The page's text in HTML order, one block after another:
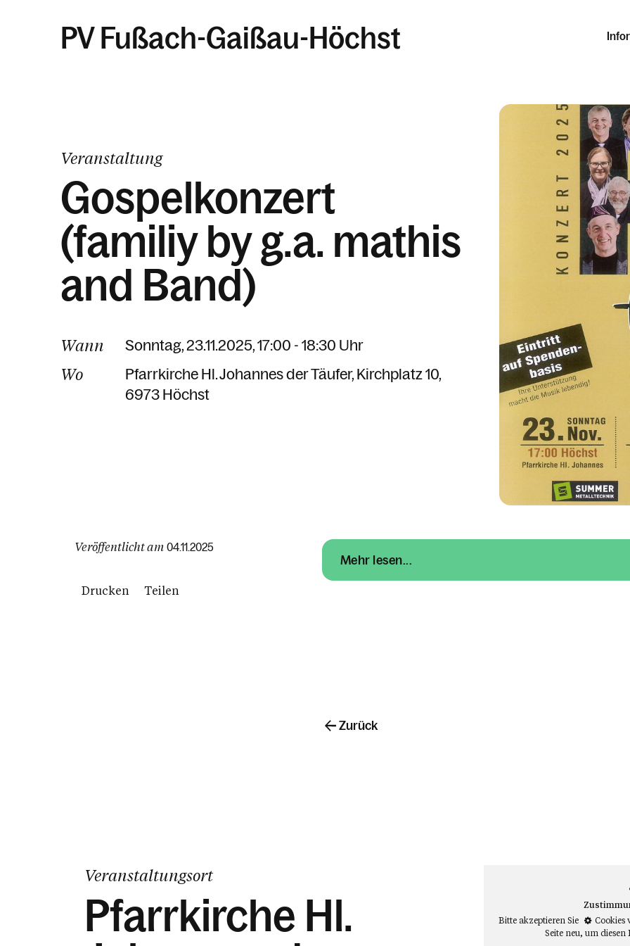
PV Fußach-Gaißau-Höchst
Veranstaltung
Gospelkonzert
(familiy by g.a. mathis
and Band)
Wann Sonntag, 23.11.2025, 17:00 - 18:30 Uhr
Wo Pfarrkirche Hl. Johannes der Täufer Kirchplatz 10
6973 Höchst
Veröffentlicht am 04.11.2025
Drucken Teilen
Mehr lesen...
Zurück
Veranstaltungsort
Pfarrkirche Hl.
Bitte akzeptieren Sie
Cookies
Seite neu, um diesen